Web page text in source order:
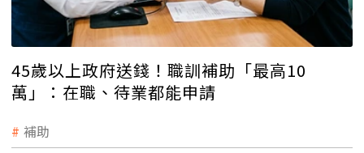
45歲以上政府送錢！職訓補助「最高10
萬」：在職、待業都能申請
補助